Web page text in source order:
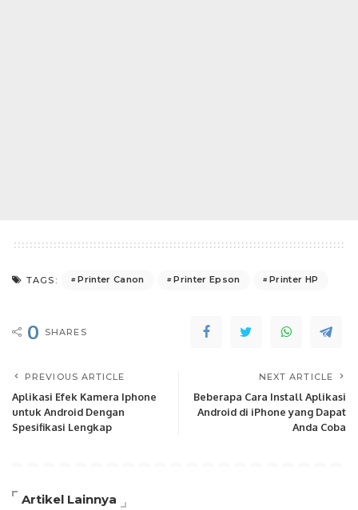
TAGS: Printer Canon Printer Epson Printer HP
0 SHARES
PREVIOUS ARTICLE
Aplikasi Efek Kamera Iphone
untuk Android Dengan
Spesifikasi Lengkap
NEXT ARTICLE
Beberapa Cara Install Aplikasi
Android di iPhone yang Dapat
Anda Coba
Artikel Lainnya